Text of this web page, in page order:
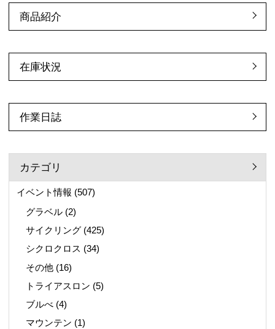
商品紹介
在庫状況
作業日誌
カテゴリ
イベント情報 (507)
グラベル (2)
サイクリング (425)
シクロクロス (34)
その他 (16)
トライアスロン (5)
ブルべ (4)
マウンテン (1)